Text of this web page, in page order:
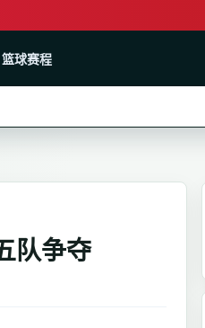
篮球赛程
队争夺